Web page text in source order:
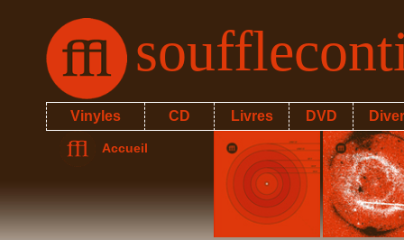
Vinyles CD Livres DVD
Accueil